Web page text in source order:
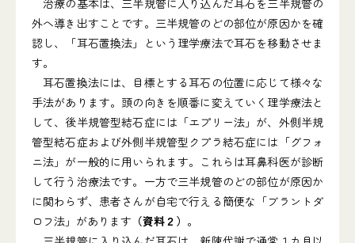
治療の基本は、三半規管に入り込んだ耳石を三半規管の
外へ導き出すことです。三半規管のどの部位が原因かを確
認し、「耳石置換法」という理学療法で耳石を移動させま
す。
耳石置換法には、目標とする耳石の位置に応じて様々な
手法があります。頭の向きを順番に変えていく理学療法と
して、後半規管型結石症には「エプリー法」が、外側半規
管型結石症および外側半規管型クプラ結石症には「グフォ
ニ法」が一般的に用いられます。これらは耳鼻科医が診断
して行う治療法です。一方で三半規管のどの部位が原因か
に関わらず、患者さんが自宅で行える簡便な「ブラントダ
ロフ法」があります （資料２） 。